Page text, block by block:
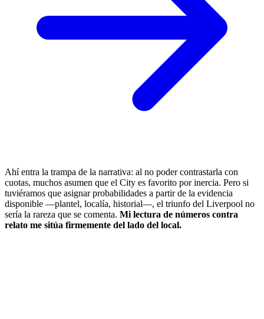
Ahí entra la trampa de la narrativa: al no poder contrastarla con
cuotas, muchos asumen que el City es favorito por inercia. Pero si
tuviéramos que asignar probabilidades a partir de la evidencia
disponible —plantel, localía, historial—, el triunfo del Liverpool no
sería la rareza que se comenta. Mi lectura de números contra
relato me sitúa firmemente del lado del local.